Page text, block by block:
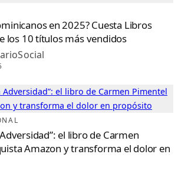
en 2025? Cuesta Libros
los 10 títulos más vendidos
el libro de Carmen
Amazon y transforma el dolor en